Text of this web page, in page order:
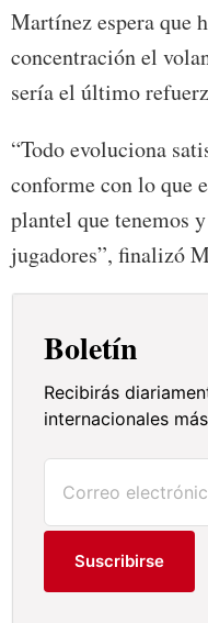
Martínez espera que
concentración el
sería el último
“Todo evoluciona
conforme con lo que
plantel que tenemos
jugadores”, finalizó
Boletín
Recibirás
internacionales
Suscribirse